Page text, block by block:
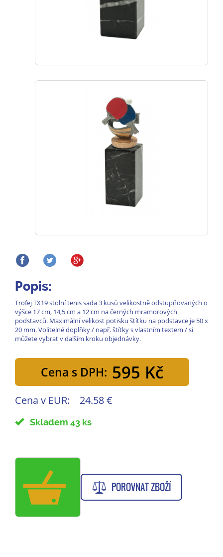
Popis:
Trofej TX19 stolní tenis sada 3 kusů velikostně odstupňovaných o
výšce 17 cm, 14,5 cm a 12 cm na černých mramorových
podstavců. Maximální velikost potisku štítku na podstavce je 50 x
20 mm. Volitelné doplňky / např. štítky s vlastním textem / si
můžete vybrat v dalším kroku objednávky.
Cena s DPH: 595 Kč
Cena v EUR: 24.58 €
Skladem 43 ks
POROVNAT ZBOŽÍ